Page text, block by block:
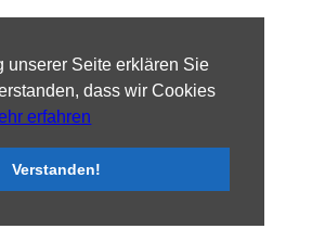
unserer Seite erklären Sie
dass wir Cookies
erfahren
Verstanden!
Ankündigungen